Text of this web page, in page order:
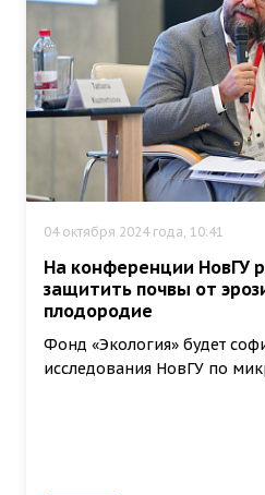
04 октября 2024 года, 10:41
На конференции НовГУ
защитить почвы от
плодородие
Фонд «Экология» будет
исследования НовГУ по